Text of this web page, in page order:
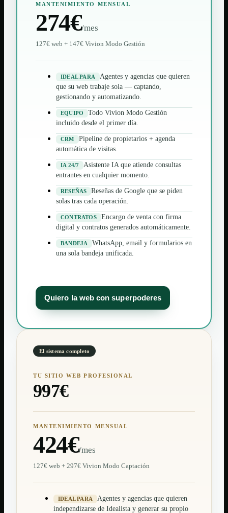
MANTENIMIENTO MENSUAL
274€/mes
127€ web + 147€ Vivion Modo Gestión
IDEAL PARA
Agentes y agencias que quieren
que su web trabaje sola — captando,
gestionando y automatizando.
EQUIPO
Todo Vivion Modo Gestión
incluido desde el primer día.
CRM
Pipeline de propietarios + agenda
automática de visitas.
IA 24/7
Asistente IA que atiende consultas
entrantes en cualquier momento.
RESEÑAS
Reseñas de Google que se piden
solas tras cada operación.
CONTRATOS
Encargo de venta con firma
digital y contratos generados automáticamente.
BANDEJA
WhatsApp, email y formularios en
una sola bandeja unificada.
Quiero la web con superpoderes
El sistema completo
TU SITIO WEB PROFESIONAL
997€
MANTENIMIENTO MENSUAL
424€/mes
127€ web + 297€ Vivion Modo Captación
IDEAL PARA
Agentes y agencias que quieren
independizarse de Idealista y generar su propio